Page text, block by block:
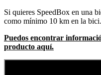
Si quieres SpeedBox en una
como mínimo 10 km en la bici.
Puedos encontrar
producto aquí.